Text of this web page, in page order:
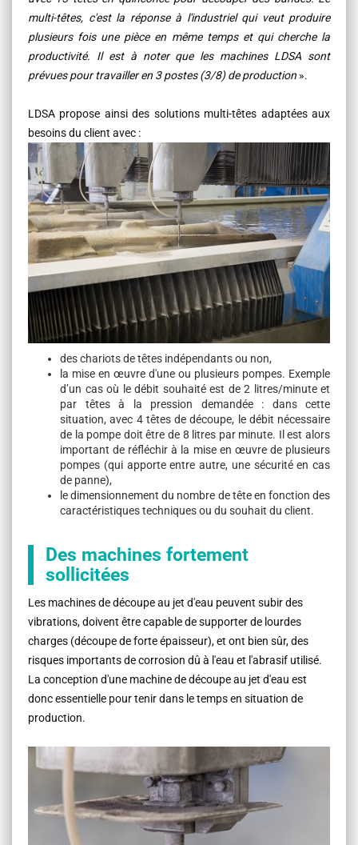
multi-têtes, c'est la réponse à l'industriel qui veut produire
plusieurs fois une pièce en même temps et qui cherche la
productivité. Il est à noter que les machines LDSA sont
prévues pour travailler en 3 postes (3/8) de production ».
LDSA propose ainsi des solutions multi-têtes adaptées aux
besoins du client avec :
des chariots de têtes indépendants ou non,
la mise en œuvre d'une ou plusieurs pompes. Exemple
d’un cas où le débit souhaité est de 2 litres/minute et
par têtes à la pression demandée : dans cette
situation, avec 4 têtes de découpe, le débit nécessaire
de la pompe doit être de 8 litres par minute. Il est alors
important de réfléchir à la mise en œuvre de plusieurs
pompes (qui apporte entre autre, une sécurité en cas
de panne),
le dimensionnement du nombre de tête en fonction des
caractéristiques techniques ou du souhait du client.
Des machines fortement
sollicitées
Les machines de découpe au jet d'eau peuvent subir des
vibrations, doivent être capable de supporter de lourdes
charges (découpe de forte épaisseur), et ont bien sûr, des
risques importants de corrosion dû à l'eau et l'abrasif utilisé.
La conception d'une machine de découpe au jet d'eau est
donc essentielle pour tenir dans le temps en situation de
production.